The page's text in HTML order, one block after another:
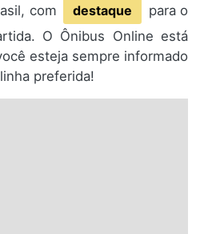
com
destaque
para o
O Ônibus Online está
esteja sempre informado
preferida!